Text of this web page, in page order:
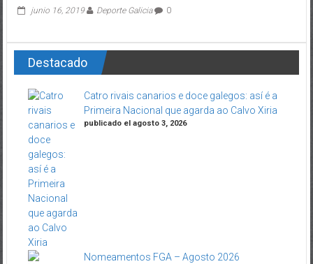
junio 16, 2019 Deporte Galicia 0
Destacado
Catro rivais canarios e doce galegos: así é a
Primeira Nacional que agarda ao Calvo Xiria
publicado el agosto 3, 2026
Nomeamentos FGA – Agosto 2026